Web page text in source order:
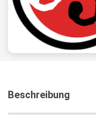
Beschreibung